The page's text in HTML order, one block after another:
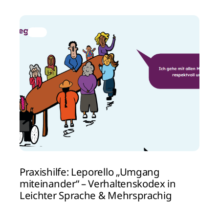
Praxishilfe: Leporello „Umgang
miteinander“ – Verhaltenskodex in
Leichter Sprache & Mehrsprachig